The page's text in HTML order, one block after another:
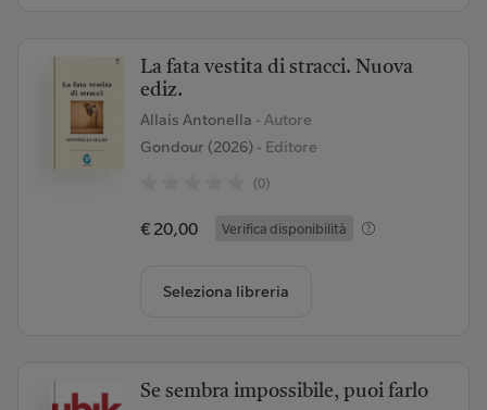
La fata vestita di stracci. Nuova
ediz.
Allais Antonella - Autore
Gondour (2026)- Editore
(0)
€ 20,00 Verifica disponibilità
Seleziona libreria
Se sembra impossibile, puoi farlo